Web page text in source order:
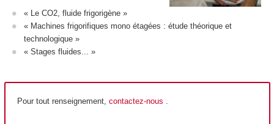
« Le CO2, fluide frigorigène »
« Machines frigorifiques mono étagées : étude théorique et
technologique »
« Stages fluides... »
Pour tout renseignement, contactez-nous .